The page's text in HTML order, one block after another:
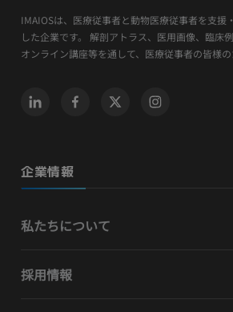
IMAIOSは、医療従事者と動物医療従事者を支援
した企業です。 解剖アトラス、医用画像、臨床
オンライン講座等を通して、医療従事者の皆様
企業情報
私たちについて
採用情報